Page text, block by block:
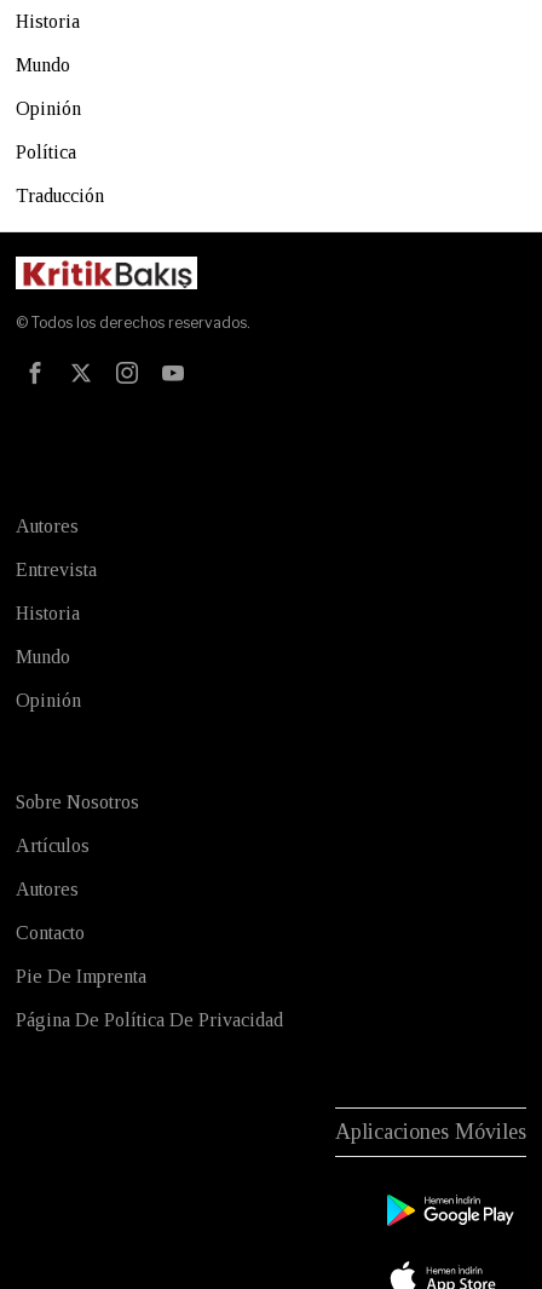
Historia
Mundo
Opinión
Política
Traducción
© Todos los derechos reservados.
Autores
Entrevista
Historia
Mundo
Opinión
Sobre Nosotros
Artículos
Autores
Contacto
Pie De Imprenta
Página De Política De Privacidad
Aplicaciones Móviles